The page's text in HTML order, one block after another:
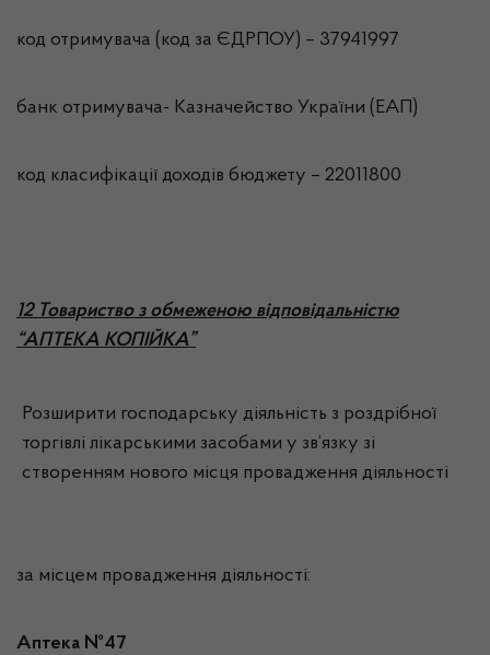
код отримувача (код за ЄДРПОУ) – 37941997
банк отримувача- Казначейство України (ЕАП)
код класифікації доходів бюджету – 22011800
12 Товариство з обмеженою відповідальністю
“АПТЕКА КОПІЙКА”
Розширити господарську діяльність з роздрібної
торгівлі лікарськими засобами у зв’язку зі
створенням нового місця провадження діяльності
за місцем провадження діяльності:
Аптека №47